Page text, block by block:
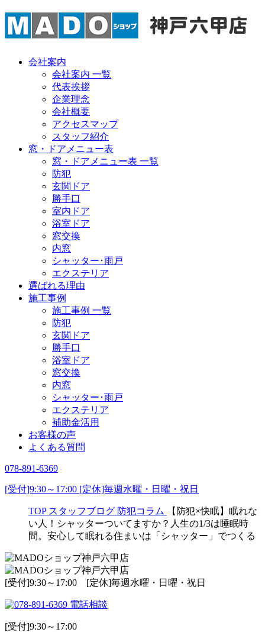
会社案内
会社案内 一覧
代表挨拶
企業理念
会社概要
アクセスマップ
スタッフ紹介
窓・ドアメニュー表
窓・ドアメニュー表 一覧
防犯
玄関ドア
勝手口
室内ドア
浴室ドア
窓交換
内窓
シャッター･雨戸
エクステリア
選ばれる理由
施工事例
施工事例 一覧
防犯
玄関ドア
勝手口
浴室ドア
窓交換
内窓
シャッター･雨戸
エクステリア
補助金活用
お客様の声
よくある質問
078-891-6369
[受付]9:30～17:00 [定休]毎週水曜・日曜・祝日
TOP スタッフブログ 防犯コラム
【防犯×快眠】眠れな
い人！シャッターついてますか？人生の1/3は睡眠時
間。安心して眠れる住まいは「シャッター」でつくる
[受付]9:30～17:00 [定休]毎週水曜・日曜・祝日
電話相談
[受付]9:30～17:00